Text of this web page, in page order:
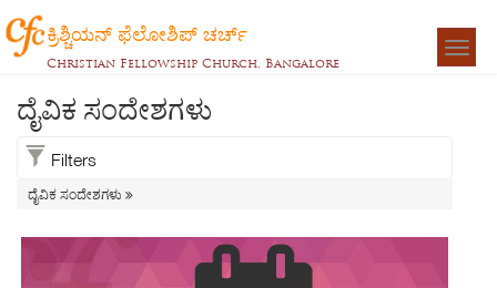
ಕ್ರಿಶ್ಚಿಯನ್ ಫೆಲೋಶಿಪ್ ಚರ್ಚ್
Christian Fellowship Church, Bangalore
ದೈವಿಕ ಸಂದೇಶಗಳು
Filters
ದೈವಿಕ ಸಂದೇಶಗಳು